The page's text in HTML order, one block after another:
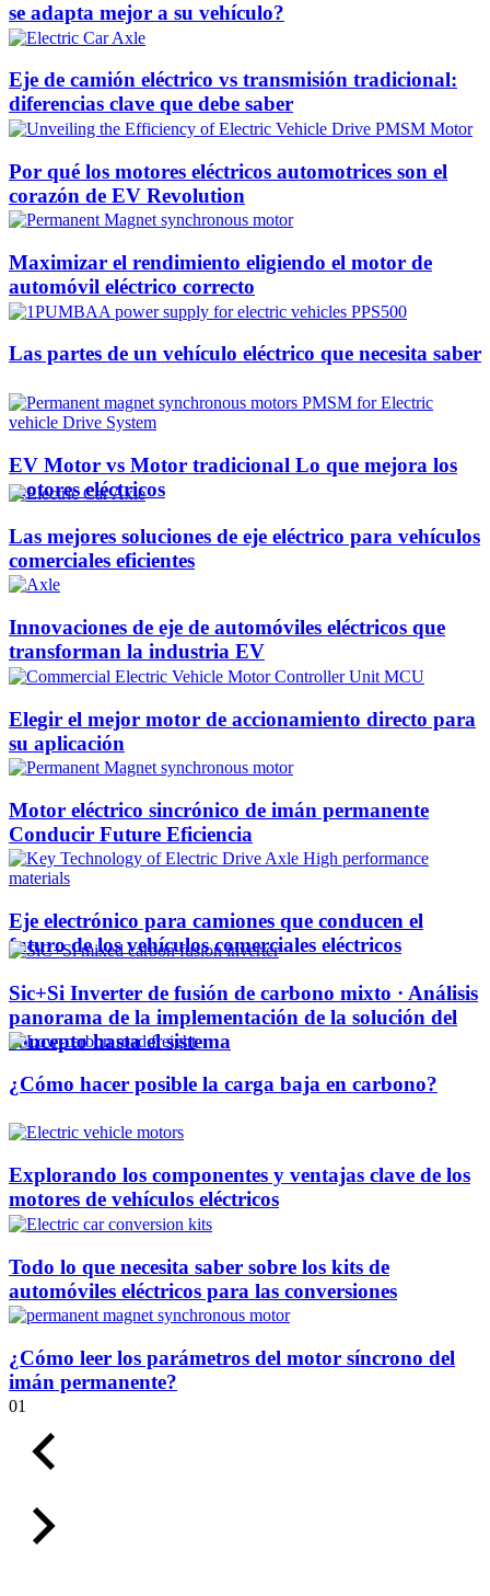
se adapta mejor a su vehículo?
Eje de camión eléctrico vs transmisión tradicional:
diferencias clave que debe saber
Por qué los motores eléctricos automotrices son el
corazón de EV Revolution
Maximizar el rendimiento eligiendo el motor de
automóvil eléctrico correcto
Las partes de un vehículo eléctrico que necesita saber
EV Motor vs Motor tradicional Lo que mejora los
motores eléctricos
Las mejores soluciones de eje eléctrico para vehículos
comerciales eficientes
Innovaciones de eje de automóviles eléctricos que
transforman la industria EV
Elegir el mejor motor de accionamiento directo para
su aplicación
Motor eléctrico sincrónico de imán permanente
Conducir Future Eficiencia
Eje electrónico para camiones que conducen el
futuro de los vehículos comerciales eléctricos
Sic+Si Inverter de fusión de carbono mixto · Análisis
panorama de la implementación de la solución del
concepto hasta el sistema
¿Cómo hacer posible la carga baja en carbono?
Explorando los componentes y ventajas clave de los
motores de vehículos eléctricos
Todo lo que necesita saber sobre los kits de
automóviles eléctricos para las conversiones
¿Cómo leer los parámetros del motor síncrono del
imán permanente?
01